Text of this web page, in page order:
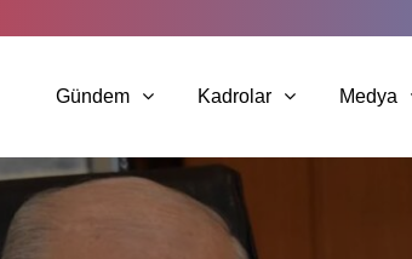
Gündem Kadrolar Medya